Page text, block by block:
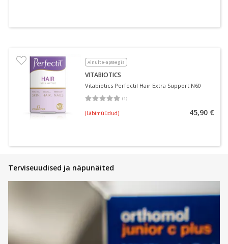
Ainult e-apteegis
VITABIOTICS
Vitabiotics Perfectil Hair Extra Support N60
(1)
Keskmine hinnang 5.00
(Läbimüüdud) 45,90 €
Terviseuudised ja näpunäited